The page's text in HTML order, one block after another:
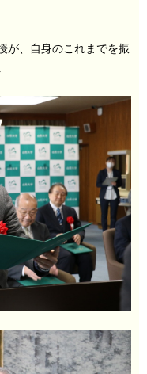
が、自身のこれまでを振